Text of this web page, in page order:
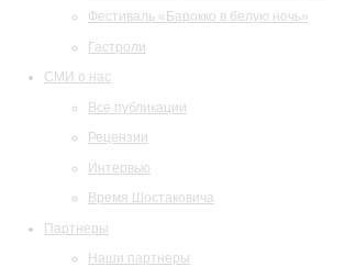
Фестиваль «Барокко в белую ночь»
Гастроли
СМИ о нас
Все публикации
Рецензии
Интервью
Время Шостаковича
Партнеры
Наши партнеры